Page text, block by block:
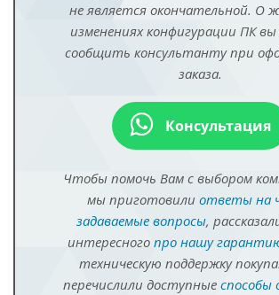
не является окончательной. О
изменениях конфигурации ПК
сообщить консультанту при
заказа.
Консультация
Чтобы помочь Вам с выбором
мы приготовили ответы на
задаваемые вопросы,
интересного про нашу
техническую поддержку
перечислили доступные способы